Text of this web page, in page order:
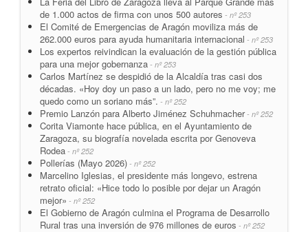
de 1.000 actos de firma con unos 500 autores - nº 253
El Comité de Emergencias de Aragón moviliza más de
262.000 euros para ayuda humanitaria internacional - nº 253
Los expertos reivindican la evaluación de la gestión pública
para una mejor gobernanza - nº 253
Carlos Martínez se despidió de la Alcaldía tras casi dos
décadas. «Hoy doy un paso a un lado, pero no me voy; me
quedo como un soriano más”. - nº 252
Premio Lanzón para Alberto Jiménez Schuhmacher- nº 252
Corita Viamonte hace pública, en el Ayuntamiento de
Zaragoza, su biografía novelada escrita por Genoveva
Rodea - nº 252
Pollerías (Mayo 2026) - nº 252
Marcelino Iglesias, el presidente más longevo, estrena
retrato oficial: «Hice todo lo posible por dejar un Aragón
mejor» - nº 252
El Gobierno de Aragón culmina el Programa de Desarrollo
Rural tras una inversión de 976 millones de euros - nº 252